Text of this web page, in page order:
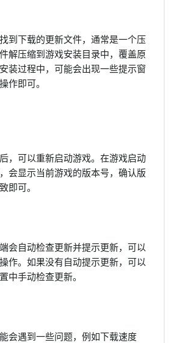
到下载的更新文件，通常是一个压
解压缩到游戏安装目录中，覆盖原
装过程中，可能会出现一些提示窗
作即可。
，可以重新启动游戏。在游戏启动
会显示当前游戏的版本号，确认版
即可。
会自动检查更新并提示更新，可以
作。如果没有自动提示更新，可以
中手动检查更新。
会遇到一些问题，例如下载速度